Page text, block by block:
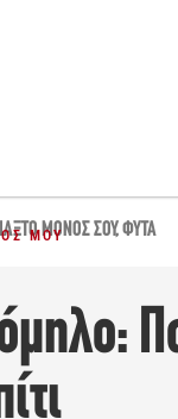
ΜΌΝΟΣ ΣΟΥ,ΦΥΤΆ
ΜΟΥ